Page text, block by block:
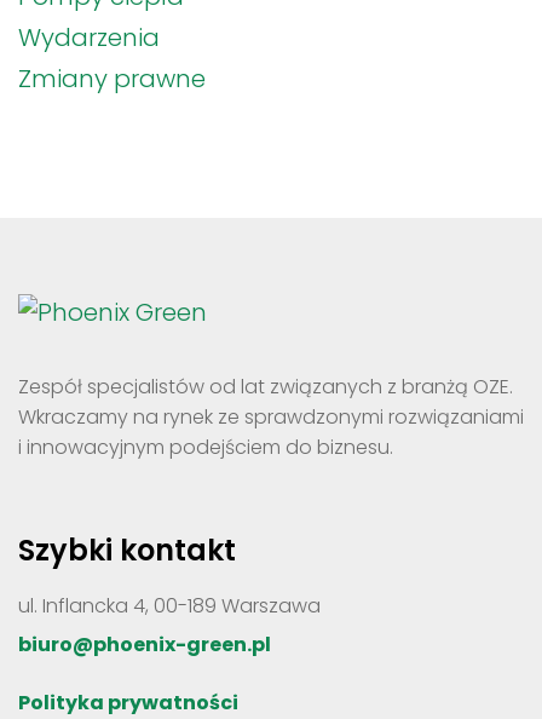
Wydarzenia
Zmiany prawne
Zespół specjalistów od lat związanych z branżą OZE.
Wkraczamy na rynek ze sprawdzonymi rozwiązaniami
i innowacyjnym podejściem do biznesu.
Szybki kontakt
ul. Inflancka 4, 00-189 Warszawa
biuro@phoenix-green.pl
Polityka prywatności